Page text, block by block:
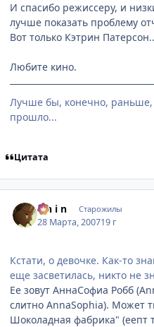
И спасибо режиссеру, и
лучше показать проблему
Вот только Кэтрин
Любите кино.
Лучше бы, конечно,
прошло...
Цитата
S h i n Старожилы
28 Марта, 200719 г
Кстати, о девочке. Как-то
еще засветилась, никто не
Ее зовут АннаСофиа Робб
слитно AnnaSophia). Может
Шоколадная фабрика" (еепт